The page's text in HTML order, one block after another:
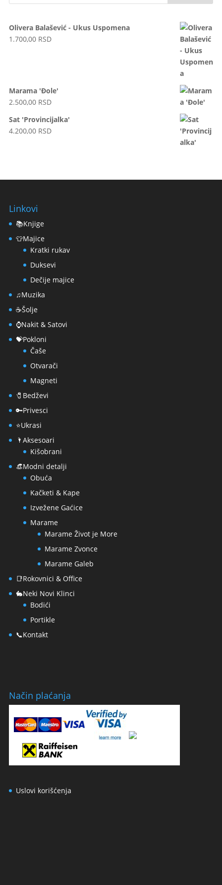
Olivera Balašević - Ukus Uspomena
1.700,00 RSD
Marama 'Đole'
2.500,00 RSD
Sat 'Provincijalka'
4.200,00 RSD
Linkovi
📚Knjige
👕Majice
Kratki rukav
Duksevi
Dečije majice
♫Muzika
☕Šolje
⌚Nakit & Satovi
💝Pokloni
Čaše
Otvarači
Magneti
🧷Bedževi
🔑Privesci
⭐Ukrasi
🌂Aksesoari
Kišobrani
👒Modni detalji
Obuća
Kačketi & Kape
Izvežene Gaćice
Marame
Marame Život je More
Marame Zvonce
Marame Galeb
📑Rokovnici & Office
🐇Neki Novi Klinci
Bodići
Portikle
📞Kontakt
Način plaćanja
Uslovi korišćenja